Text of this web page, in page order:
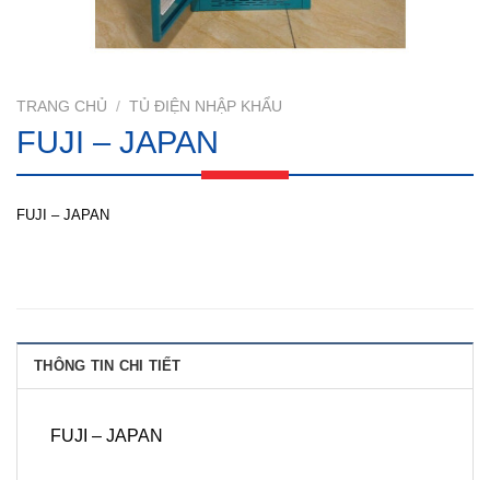
TRANG CHỦ / TỦ ĐIỆN NHẬP KHẨU
FUJI – JAPAN
FUJI – JAPAN
THÔNG TIN CHI TIẾT
FUJI – JAPAN